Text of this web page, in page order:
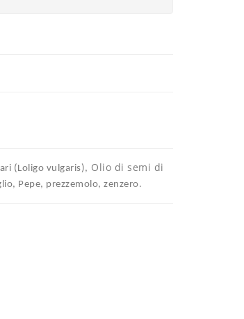
(Loligo vulgaris), Olio di semi di
Pepe, prezzemolo, zenzero.